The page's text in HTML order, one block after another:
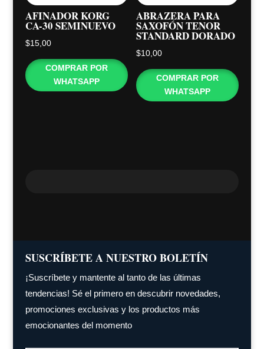
AFINADOR KORG
CA-30 SEMINUEVO
$15,00
COMPRAR POR
WHATSAPP
ABRAZERA PARA
SAXOFÓN TENOR
STANDARD DORADO
$10,00
COMPRAR POR
WHATSAPP
SUSCRÍBETE A NUESTRO BOLETÍN
¡Suscríbete y mantente al tanto de las últimas
tendencias! Sé el primero en descubrir novedades,
promociones exclusivas y los productos más
emocionantes del momento